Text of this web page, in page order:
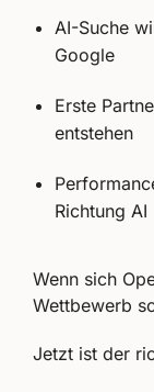
AI-Suche
Google
Erste
entstehen
Richtung AI
Wenn sich
Wettbewerb
Jetzt ist der